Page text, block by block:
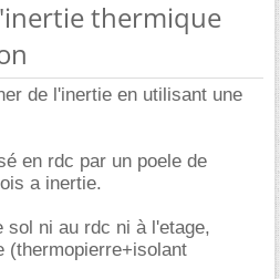
thermique
de l'inertie en utilisant une
en rdc par un poele de
a inertie.
sol ni au rdc ni à l'etage,
(thermopierre+isolant